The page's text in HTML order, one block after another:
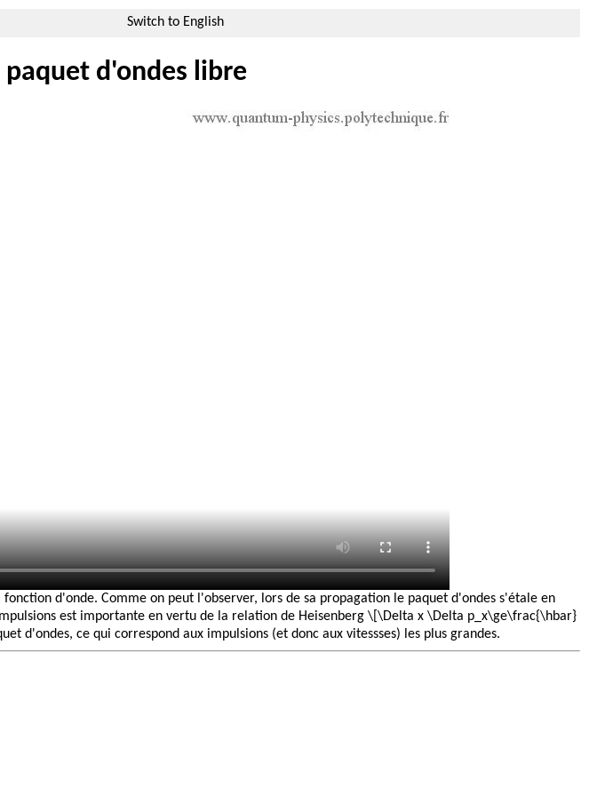
Switch to English
d'ondes libre
d'onde. Comme on peut l'observer, lors de sa propagation le paquet d'ondes s'étale en
est importante en vertu de la relation de Heisenberg \[\Delta x \Delta p_x\ge\frac{\hbar}
d'ondes, ce qui correspond aux impulsions (et donc aux vitessses) les plus grandes.